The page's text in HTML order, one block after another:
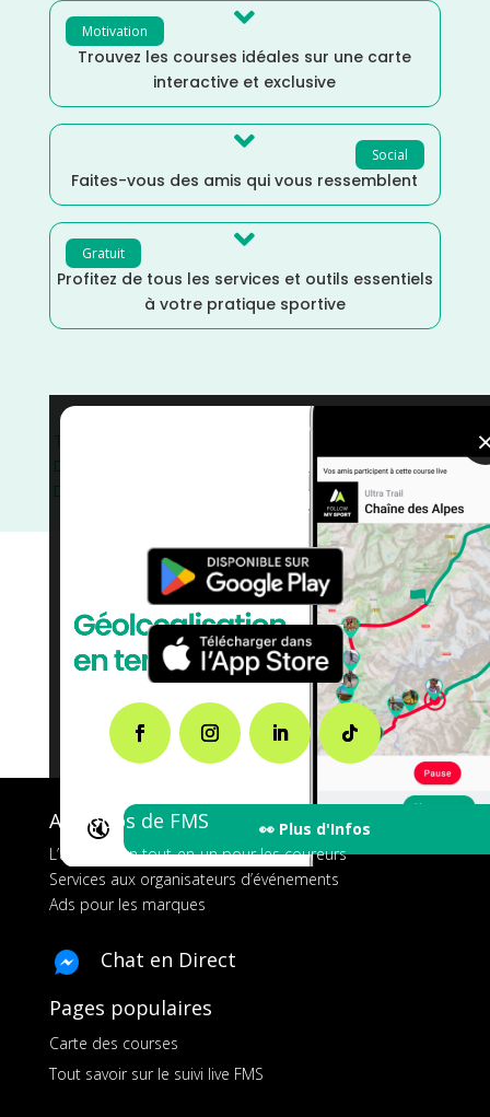
Motivation 
Trouvez les courses idéales sur une carte
interactive et exclusive
Social

Faites-vous des amis qui vous ressemblent
Gratuit 
Profitez de tous les services et outils essentiels
à votre pratique sportive
🔇 👀 Plus d'Infos
Trail
Distance Marathon
/Distance 100k/
Dénivelé Moyen
Dénivelé Montagne /Dénivelé Elevé
Auvergne Rhône Alpes
A propos de FMS
L’application tout-en-un pour les coureurs
Services aux organisateurs d’événements
Ads pour les marques
Chat en Direct
Pages populaires
Carte des courses
Tout savoir sur le suivi live FMS